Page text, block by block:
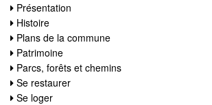
Présentation
Histoire
Plans de la commune
Patrimoine
Parcs, forêts et chemins
Se restaurer
Se loger